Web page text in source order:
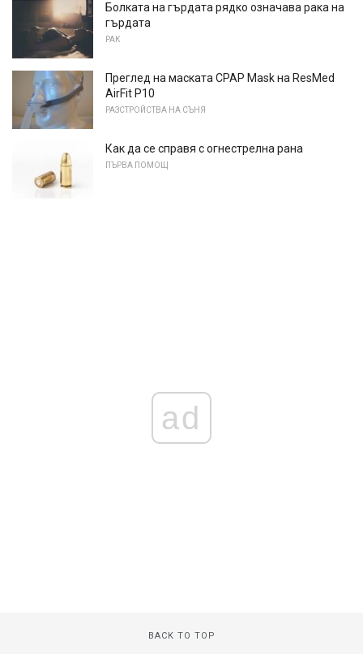
Болката на гърдата рядко означава рака на
гърдата
РАК
Преглед на маската CPAP Mask на ResMed
AirFit P10
РАЗСТРОЙСТВА НА СЪНЯ
Как да се справя с огнестрелна рана
ПЪРВА ПОМОЩ
ad
BACK TO TOP